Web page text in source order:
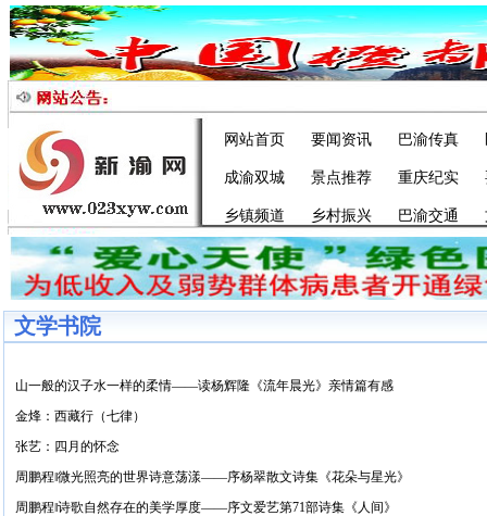
网站首页 要闻资讯 巴渝传真
成渝双城 景点推荐 重庆纪实
乡镇频道 乡村振兴 巴渝交通
文学书院
山一般的汉子水一样的柔情——读杨辉隆《流年晨光》亲情篇有感
金烽：西藏行（七律）
张艺：四月的怀念
周鹏程‖微光照亮的世界诗意荡漾——序杨翠散文诗集《花朵与星光》
周鹏程‖诗歌自然存在的美学厚度——序文爱艺第71部诗集《人间》